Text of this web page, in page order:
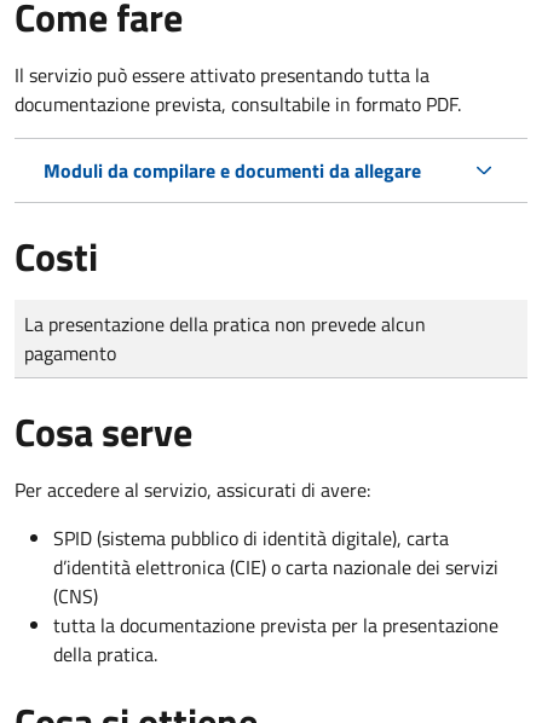
Come fare
Il servizio può essere attivato presentando tutta la
documentazione prevista, consultabile in formato PDF.
Moduli da compilare e documenti da allegare
Costi
Tipo di pagamento
Importo
La presentazione della pratica non prevede alcun
pagamento
Cosa serve
Per accedere al servizio, assicurati di avere:
SPID (sistema pubblico di identità digitale), carta
d’identità elettronica (CIE) o carta nazionale dei servizi
(CNS)
tutta la documentazione prevista per la presentazione
della pratica.